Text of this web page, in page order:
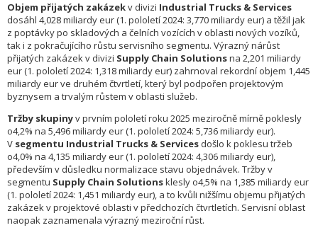
Objem přijatých zakázekv divizi Industrial Trucks & Services
dosáhl 4,028 miliardy eur (1. pololetí 2024: 3,770 miliardy eur) a těžil jak
z poptávky po skladových a čelních vozících v oblasti nových vozíků,
tak i z pokračujícího růstu servisního segmentu. Výrazný nárůst
přijatých zakázek v divizi Supply Chain Solutionsna 2,201 miliardy
eur (1. pololetí 2024: 1,318 miliardy eur) zahrnoval rekordní objem 1,445
miliardy eur ve druhém čtvrtletí, který byl podpořen projektovým
byznysem a trvalým růstem v oblasti služeb.
Tržby skupinyv prvním pololetí roku 2025 meziročně mírně poklesly
o4,2% na 5,496 miliardy eur (1. pololetí 2024: 5,736 miliardy eur).
V segmentu Industrial Trucks & Services došlo k poklesu tržeb
o4,0% na 4,135 miliardy eur (1. pololetí 2024: 4,306 miliardy eur),
především v důsledku normalizace stavu objednávek. Tržby v
segmentu Supply Chain Solutionsklesly o4,5% na 1,385 miliardy eur
(1. pololetí 2024: 1,451 miliardy eur), a to kvůli nižšímu objemu přijatých
zakázek v projektové oblasti v předchozích čtvrtletích. Servisní oblast
naopak zaznamenala výrazný meziroční růst.